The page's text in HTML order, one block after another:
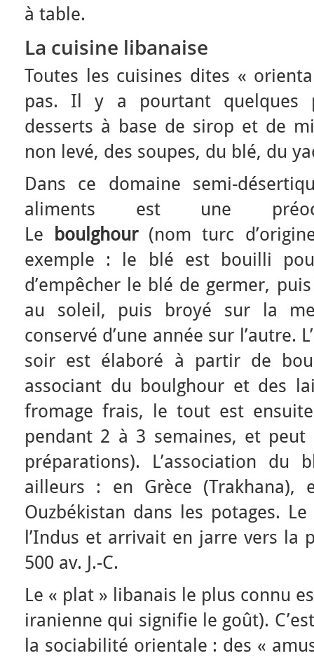
à table.
La cuisine libanaise
Toutes les cuisines dites «
pas. Il y a pourtant quelques
desserts à base de sirop et de
non levé, des soupes, du blé, du
Dans ce domaine semi-
aliments est une
Le
boulghour(nom turc
exemple : le blé est bouilli
d’empêcher le blé de germer,
au soleil, puis broyé sur la
conservé d’une année sur l’autre.
soir est élaboré à partir de
associant du boulghour et des
fromage frais, le tout est
pendant 2 à 3 semaines, et
préparations). L’association
ailleurs : en Grèce (Trakhana),
Ouzbékistan dans les potages.
l’Indus et arrivait en jarre vers la
500 av. J.-C.
Le « plat » libanais le plus connu
iranienne qui signifie le goût).
la sociabilité orientale : des «